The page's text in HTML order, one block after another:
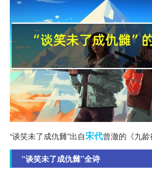
“谈笑未了成仇雠”出自宋代曾澈的《九龄
“谈笑未了成仇雠”全诗